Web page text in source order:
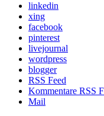
linkedin
xing
facebook
pinterest
livejournal
wordpress
blogger
RSS Feed
Kommentare RSS
Mail